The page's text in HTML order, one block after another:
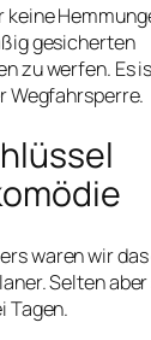
gesicherten
zu werfen. Es
Wegfahrsperre.
waren wir
Selten
Tagen.